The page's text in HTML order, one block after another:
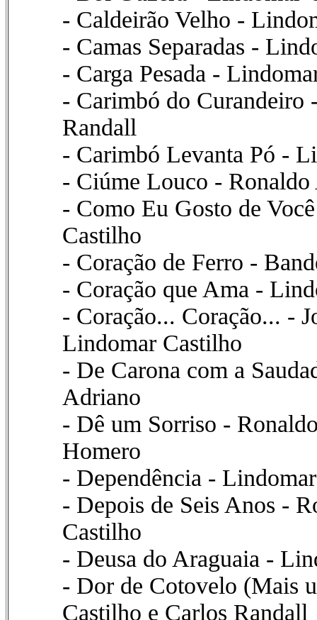
- Caldeirão Velho -
- Camas Separadas -
- Carga Pesada -
- Carimbó do Curandeiro
Randall
- Carimbó Levanta Pó -
- Ciúme Louco -
- Como Eu Gosto de
Castilho
- Coração de Ferro -
- Coração que Ama -
- Coração... Coração... -
Lindomar Castilho
- De Carona com a
Adriano
- Dê um Sorriso -
Homero
- Dependência -
- Depois de Seis Anos -
Castilho
- Deusa do Araguaia -
- Dor de Cotovelo (Mais
Castilho e Carlos Randall